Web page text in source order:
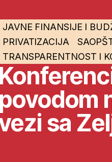
JAVNE FINANSIJE I
PRIVATIZACIJA
TRANSPARENTNOST I
povodom
sa